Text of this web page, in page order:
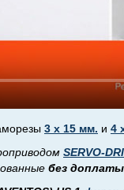
3 х 15 мм. и 4
SERVО-
без доплаты